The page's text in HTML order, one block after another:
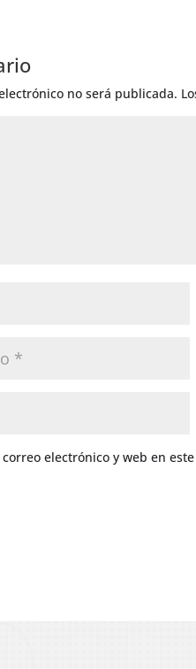
no será publicada.
electrónico y web en